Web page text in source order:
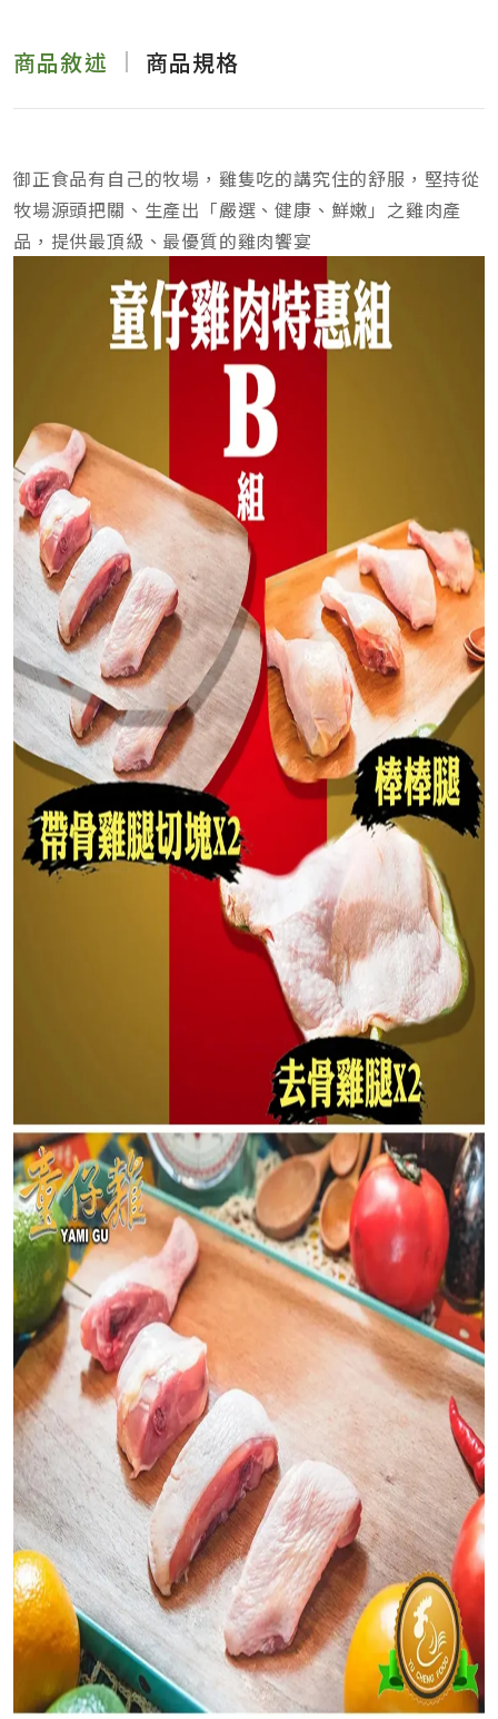
商品敘述 商品規格
御正食品有自己的牧場，雞隻吃的講究住的舒服，堅持從
牧場源頭把關、生產出「嚴選、健康、鮮嫩」之雞肉產
品，提供最頂級、最優質的雞肉饗宴